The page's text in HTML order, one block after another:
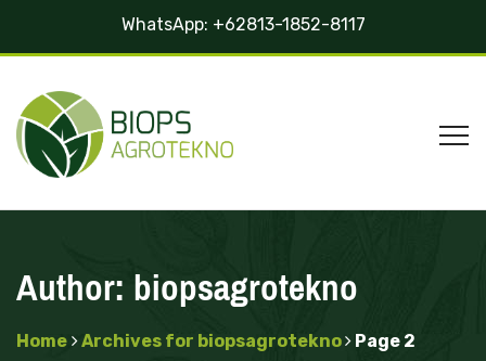
WhatsApp: +62813-1852-8117
Author:biopsagrotekno
Home Archives for biopsagrotekno Page 2